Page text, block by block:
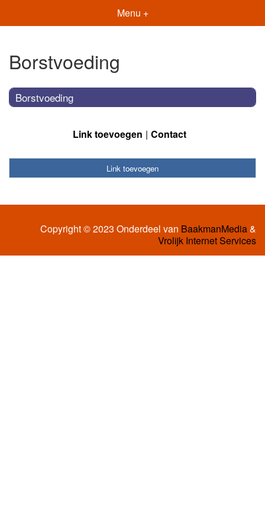
Menu +
Borstvoeding
Borstvoeding
Link toevoegen Contact
Link toevoegen
Copyright © 2023 Onderdeel van BaakmanMedia&
Vrolijk Internet Services